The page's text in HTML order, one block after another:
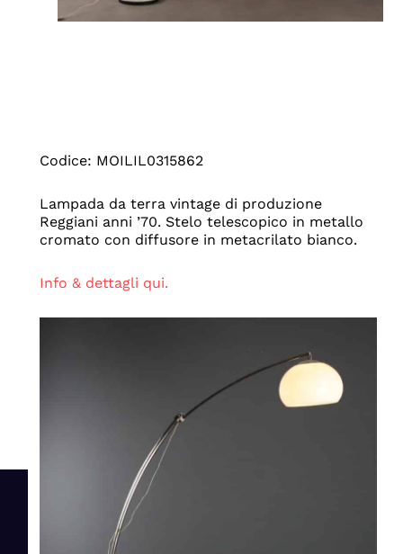
Codice: MOILIL0315862
Lampada da terra vintage di produzione
Reggiani anni ’70. Stelo telescopico in metallo
cromato con diffusore in metacrilato bianco.
Info & dettagli qui.